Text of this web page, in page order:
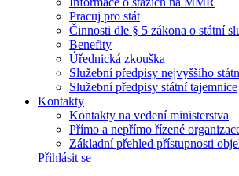
Pracuj pro stát
Činnosti dle § 5 zákona o státní
Benefity
Úřednická zkouška
Služební předpisy nejvyššího
Služební předpisy státní tajemnice
Kontakty
Kontakty na vedení ministerstva
Přímo a nepřímo řízené
Základní přehled přístupnosti
Přihlásit se